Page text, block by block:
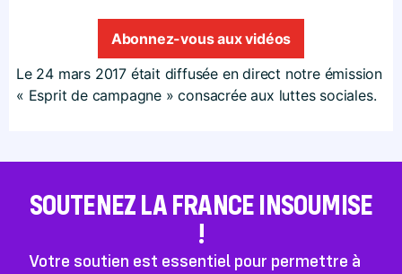
Abonnez-vous aux vidéos
Le 24 mars 2017 était diffusée en direct notre émission
« Esprit de campagne » consacrée aux luttes sociales.
SOUTENEZ LA FRANCE INSOUMISE
!
Votre soutien est essentiel pour permettre à